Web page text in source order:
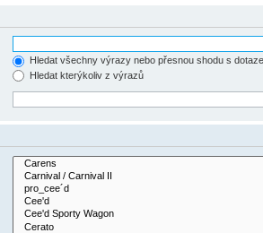
Hledat všechny výrazy nebo přesnou shodu s
Hledat kterýkoliv z výrazů